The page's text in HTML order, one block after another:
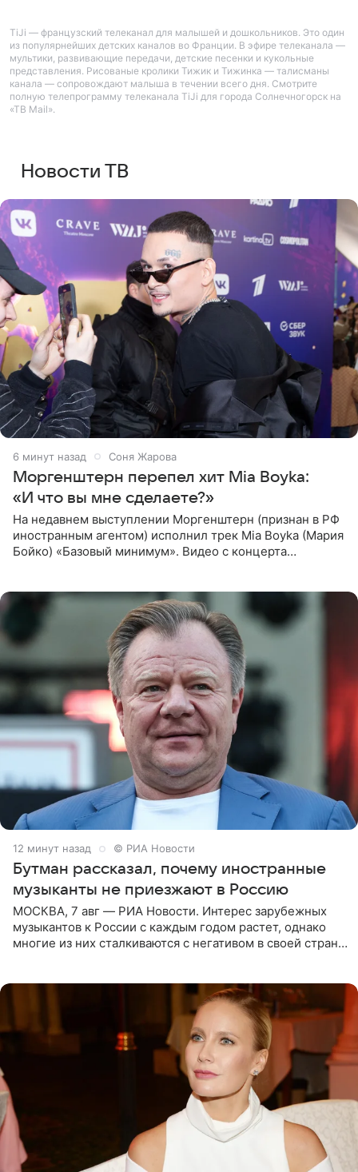
TiJi — французский телеканал для малышей и дошкольников. Это один
из популярнейших детских каналов во Франции. В эфире телеканала —
мультики, развивающие передачи, детские песенки и кукольные
представления. Рисованые кролики Тижик и Тижинка — талисманы
канала — сопровождают малыша в течении всего дня. Смотрите
полную телепрограмму телеканала TiJi для города Солнечногорск на
«ТВ Mail».
Новости ТВ
6 минут назад Соня Жарова
Моргенштерн перепел хит Mia Boyka:
«И что вы мне сделаете?»
На недавнем выступлении Моргенштерн (признан в РФ
иностранным агентом) исполнил трек Mia Boyka (Мария
Бойко) «Базовый минимум». Видео с концерта
12 минут назад © РИА Новости
Бутман рассказал, почему иностранные
музыканты не приезжают в Россию
МОСКВА, 7 авг — РИА Новости. Интерес зарубежных
музыкантов к России с каждым годом растет, однако
многие из них сталкиваются с негативом в своей стране